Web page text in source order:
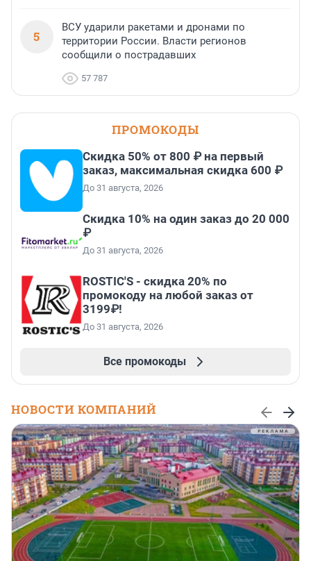
5
ВСУ ударили ракетами и дронами по
территории России. Власти регионов
сообщили о пострадавших
57 787
ПРОМОКОДЫ
Скидка 50% от 800 ₽ на первый
заказ, максимальная скидка 600 ₽
До 31 августа, 2026
Скидка 10% на один заказ до 20 000
₽
До 31 августа, 2026
ROSTIC'S - скидка 20% по
промокоду на любой заказ от
3199₽!
До 31 августа, 2026
Все промокоды
НОВОСТИ КОМПАНИЙ